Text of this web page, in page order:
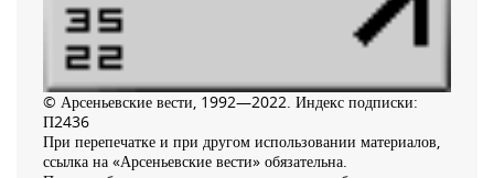
© Арсеньевские вести, 1992—2022. Индекс подписки:
П2436
При перепечатке и при другом использовании материалов,
ссылка на «Арсеньевские вести» обязательна.